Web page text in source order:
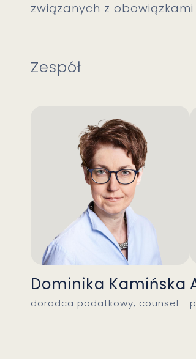
związanych z
Zespół
Dominika Kamińska
doradca podatkowy, counsel